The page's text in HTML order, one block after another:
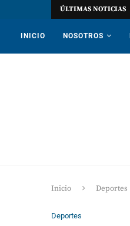
ÚLTIMAS NOTICIAS
INICIO NOSOTROS
Inicio Deportes
Deportes